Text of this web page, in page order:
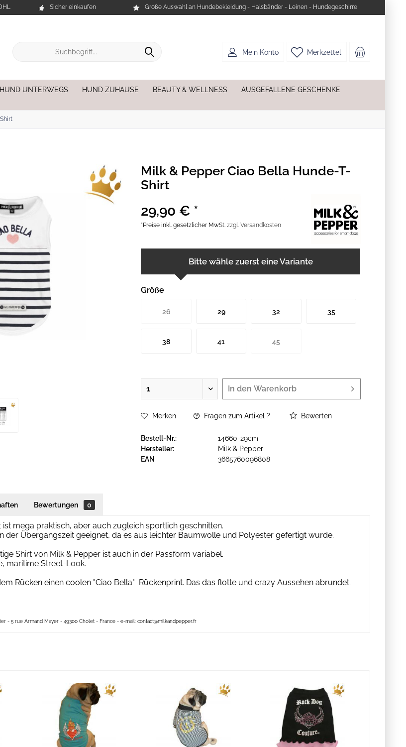
Sicher einkaufen Große Auswahl an Hundebekleidung - Halsbänder - Leinen - Hundegeschirre
Merkzettel
Mein Konto
HUND UNTERWEGS HUND ZUHAUSE BEAUTY & WELLNESS AUSGEFALLENE GESCHENKE
Milk & Pepper Ciao Bella Hunde-T-
Shirt
29,90 € *
*Preise inkl. gesetzlicher MwSt.zzgl. Versandkosten
Bitte wähle zuerst eine Variante
Größe
26 29 32 35
38 41 45
In den Warenkorb
Merken Fragen zum Artikel ? Bewerten
Bestell-Nr.:
14660-29cm
Hersteller:
Milk & Pepper
EAN
3665760096808
Bewertungen 0
ist mega praktisch, aber auch zugleich sportlich geschnitten.
der Übergangszeit geeignet, da es aus leichter Baumwolle und Polyester gefertigt wurde.
Shirt von Milk & Pepper ist auch in der Passform variabel.
maritime Street-Look.
Rücken einen coolen "Ciao Bella" Rückenprint. Das das flotte und crazy Aussehen abrundet.
- 5 rue Armand Mayer - 49300 Cholet - France - e-mail: contact@milkandpepper.fr